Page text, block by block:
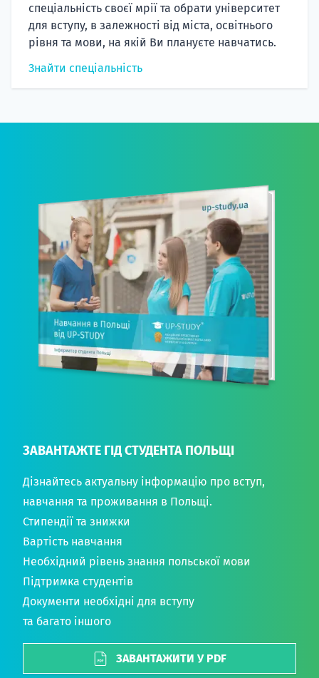
спеціальність своєї мрії та обрати університет
для вступу, в залежності від міста, освітнього
рівня та мови, на якій Ви плануєте навчатись.
Знайти спеціальність
ЗАВАНТАЖТЕ ГІД СТУДЕНТА ПОЛЬЩІ
Дізнайтесь актуальну інформацію про вступ,
навчання та проживання в Польщі.
Стипендії та знижки
Вартість навчання
Необхідний рівень знання польської мови
Підтримка студентів
Документи необхідні для вступу
та багато іншого
ЗАВАНТАЖИТИ У PDF